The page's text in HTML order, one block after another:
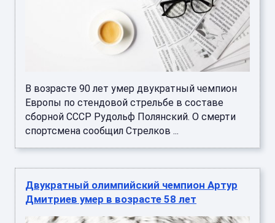
В возрасте 90 лет умер двукратный чемпион
Европы по стендовой стрельбе в составе
сборной СССР Рудольф Полянский. О смерти
спортсмена сообщил Стрелков ...
Двукратный олимпийский чемпион Артур
Дмитриев умер в возрасте 58 лет